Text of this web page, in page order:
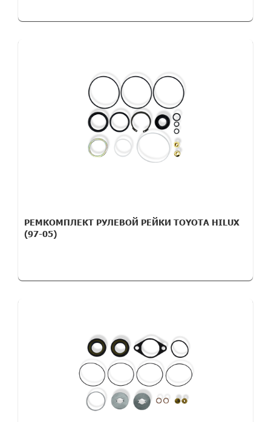
РЕМКОМПЛЕКТ РУЛЕВОЙ РЕЙКИ TOYOTA HILUX
(97-05)